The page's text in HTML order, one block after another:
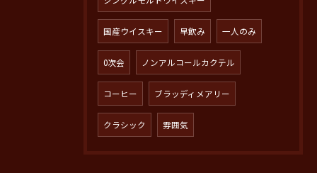
国産ウイスキー 早飲み 一人のみ
0次会 ノンアルコールカクテル
コーヒー ブラッディメアリー
クラシック 雰囲気